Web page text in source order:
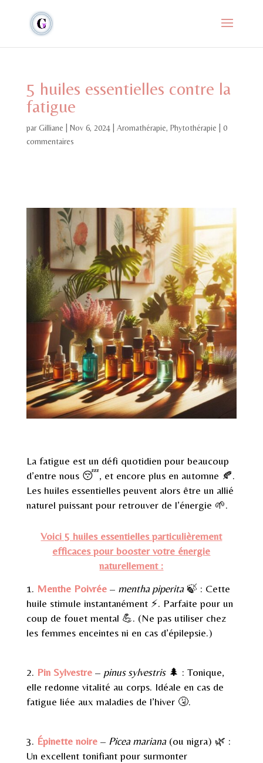
5 huiles essentielles contre la
fatigue
parGilliane Nov 6, 2024| Aromathérapie, Phytothérapie
0
commentaires
La fatigue est un défi quotidien pour beaucoup
d’entre nous 😴, et encore plus en automne 🍂.
Les huiles essentielles peuvent alors être un allié
naturel puissant pour retrouver de l’énergie 🌱.
Voici 5 huiles essentielles particulièrement
efficaces pour booster votre énergie
naturellement :
1. Menthe Poivrée– mentha piperita🍃 : Cette
huile stimule instantanément ⚡. Parfaite pour un
coup de fouet mental 💪. (Ne pas utiliser chez
les femmes enceintes ni en cas d’épilepsie.)
2. Pin Sylvestre– pinus sylvestris🌲 : Tonique,
elle redonne vitalité au corps. Idéale en cas de
fatigue liée aux maladies de l’hiver 🤧.
3. Épinette noire– Picea mariana(ou nigra) 🌿 :
Un excellent tonifiant pour surmonter